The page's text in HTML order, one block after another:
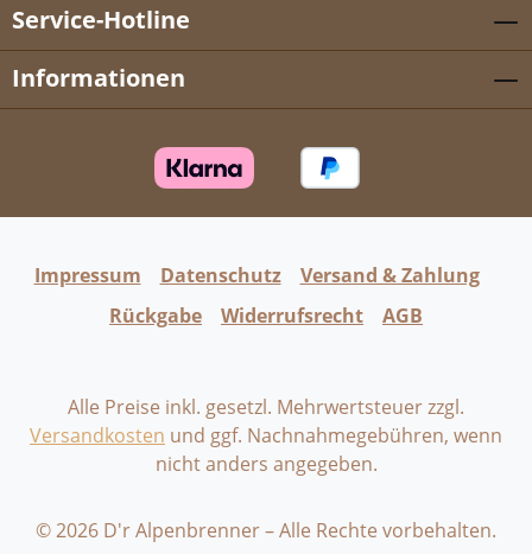
Service-Hotline
Informationen
Impressum Datenschutz
Versand & Zahlung
Rückgabe
Widerrufsrecht AGB
Alle Preise inkl. gesetzl. Mehrwertsteuer zzgl.
Versandkosten und ggf. Nachnahmegebühren, wenn
nicht anders angegeben.
© 2026 D'r Alpenbrenner – Alle Rechte vorbehalten.